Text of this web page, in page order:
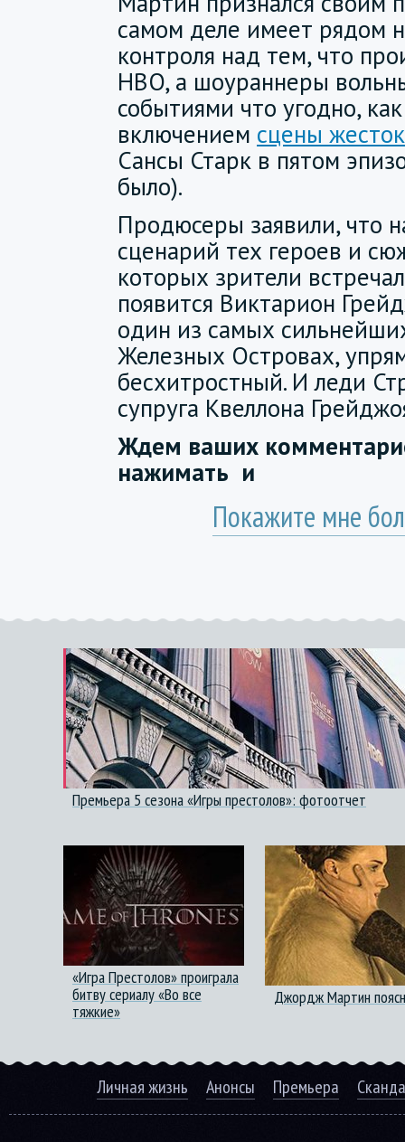
самом деле имеет рядом
контроля над тем, что
HBO, а шоураннеры
событиями что угодно,
включением сцены
Сансы Старк в пятом
было).
Продюсеры заявили, что
сценарий тех героев и
которых зрители
появится Виктарион
один из самых
Железных Островах,
бесхитростный. И леди
супруга Квеллона
Ждем ваших
нажимать и
Покажите мне
Премьера 5 сезона «Игры престолов»: фотоотчет
«Игра Престолов» проиграла
битву сериалу «Во все
тяжкие»
Джордж Мартин
Личная жизнь Анонсы Премьера